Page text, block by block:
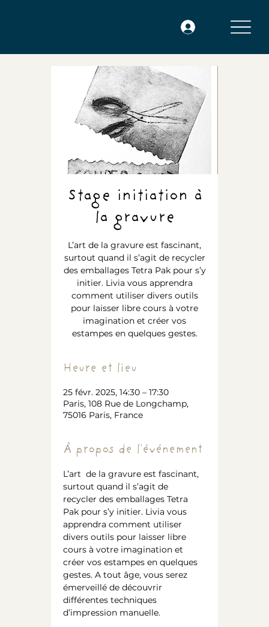
Stage initiation à
la gravure
L’art de la gravure est fascinant,
surtout quand il s’agit de recycler
des emballages Tetra Pak pour s’y
initier. Livia vous apprendra
comment utiliser divers outils
pour laisser libre cours à votre
imagination et créer vos
estampes en quelques gestes.
Heure et lieu
25 févr. 2025, 14:30 – 17:30
Paris, 108 Rue de Longchamp,
75016 Paris, France
À propos de l'événement
L’art  de la gravure est fascinant,
surtout quand il s’agit de
recycler des emballages Tetra
Pak pour s’y initier. Livia vous
apprendra comment utiliser
divers outils pour laisser libre
cours à votre imagination et
créer vos estampes en quelques
gestes. A tout âge, vous serez
émerveillé de découvrir
différentes techniques
d’impression manuelle.